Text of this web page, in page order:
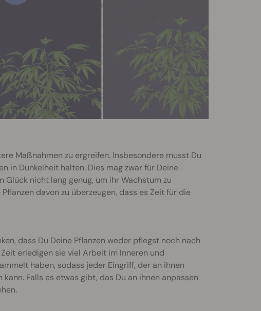
Maßnahmen zu ergreifen. Insbesondere musst Du
in Dunkelheit halten. Dies mag zwar für Deine
Glück nicht lang genug, um ihr Wachstum zu
davon zu überzeugen, dass es Zeit für die
dass Du Deine Pflanzen weder pflegst noch nach
erledigen sie viel Arbeit im Inneren und
haben, sodass jeder Eingriff, der an ihnen
Falls es etwas gibt, das Du an ihnen anpassen